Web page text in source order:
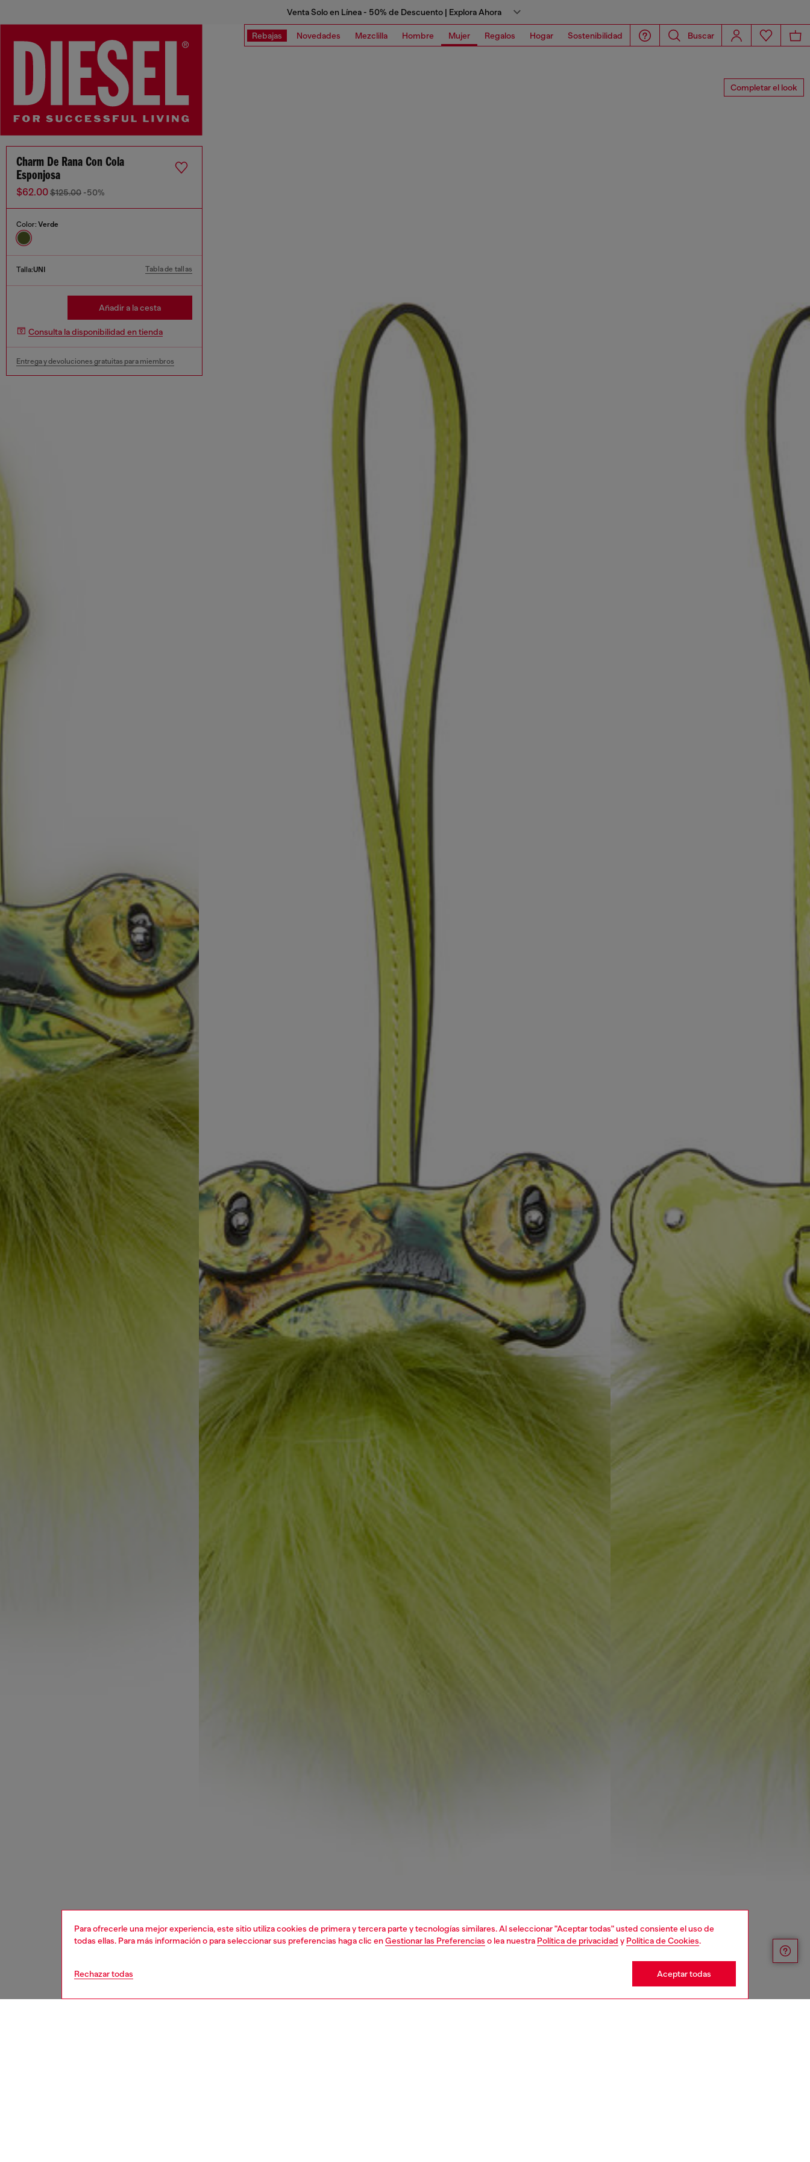
Para ofrecerle una mejor experiencia, este sitio utiliza cookies de primera y tercera parte y tecnologías similares. Al seleccionar "Aceptar todas" usted consiente el uso de
todas ellas. Para más información o para seleccionar sus preferencias haga clic enGestionar las Preferencias o lea nuestra Política de privacidad y Política de Cookies.
Rechazar todas Aceptar todas
Venta Solo en Línea - 50% de Descuento | Explora Ahora
Rebajas Novedades Mezclilla Hombre Mujer Regalos Hogar Sostenibilidad Buscar
Completar el look
Charm De Rana Con Cola
Esponjosa
$62.00$125.00 -50%
Color: Verde
Talla:UNI Tabla de tallas
Añadir a la cesta
Consulta la disponibilidad en tienda
Entrega y devoluciones gratuitas para miembros